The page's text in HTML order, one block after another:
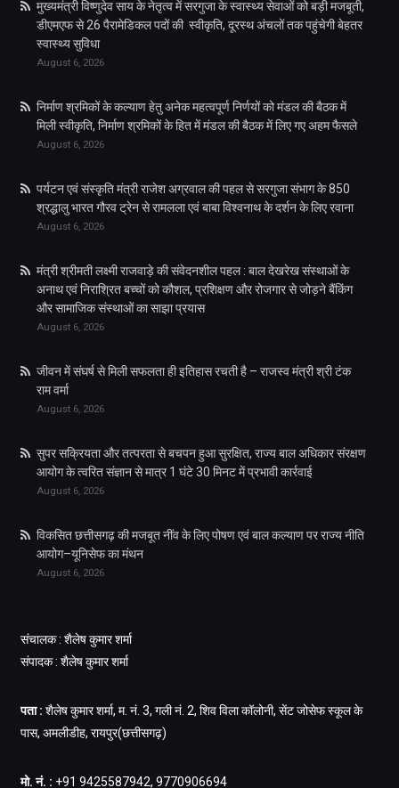
मुख्यमंत्री विष्णुदेव साय के नेतृत्व में सरगुजा के स्वास्थ्य सेवाओं को बड़ी मजबूती,
डीएमएफ से 26 पैरामेडिकल पदों की स्वीकृति, दूरस्थ अंचलों तक पहुंचेगी बेहतर
स्वास्थ्य सुविधा
August 6, 2026
निर्माण श्रमिकों के कल्याण हेतु अनेक महत्वपूर्ण निर्णयों को मंडल की बैठक में
मिली स्वीकृति, निर्माण श्रमिकों के हित में मंडल की बैठक में लिए गए अहम फैसले
August 6, 2026
पर्यटन एवं संस्कृति मंत्री राजेश अग्रवाल की पहल से सरगुजा संभाग के 850
श्रद्धालु भारत गौरव ट्रेन से रामलला एवं बाबा विश्वनाथ के दर्शन के लिए रवाना
August 6, 2026
मंत्री श्रीमती लक्ष्मी राजवाड़े की संवेदनशील पहल : बाल देखरेख संस्थाओं के
अनाथ एवं निराश्रित बच्चों को कौशल, प्रशिक्षण और रोजगार से जोड़ने बैंकिंग
और सामाजिक संस्थाओं का साझा प्रयास
August 6, 2026
जीवन में संघर्ष से मिली सफलता ही इतिहास रचती है – राजस्व मंत्री श्री टंक
राम वर्मा
August 6, 2026
सुपर सक्रियता और तत्परता से बचपन हुआ सुरक्षित, राज्य बाल अधिकार संरक्षण
आयोग के त्वरित संज्ञान से मात्र 1 घंटे 30 मिनट में प्रभावी कार्रवाई
August 6, 2026
विकसित छत्तीसगढ़ की मजबूत नींव के लिए पोषण एवं बाल कल्याण पर राज्य नीति
आयोग–यूनिसेफ का मंथन
August 6, 2026
संचालक : शैलेष कुमार शर्मा
संपादक : शैलेष कुमार शर्मा
पता : शैलेष कुमार शर्मा, म. नं. 3, गली नं. 2, शिव विला कॉलोनी, सेंट जोसेफ स्कूल के
पास, अमलीडीह, रायपुर(छत्तीसगढ़)
मो. नं. : +91 9425587942, 9770906694